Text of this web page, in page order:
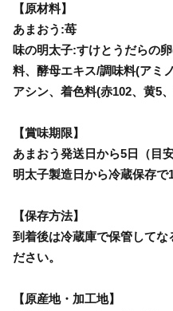
【原材料】
あまおう:苺
味の明太子:すけとうだらの
料、酵母エキス/調味料(アミ
アシン、着色料(赤102、黄5
【賞味期限】
あまおう発送日から5日（目安
明太子製造日から冷蔵保存で
【保存方法】
到着後は冷蔵庫で保管してな
ださい。
【原産地・加工地】